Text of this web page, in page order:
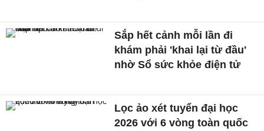
Sắp hết cảnh mỗi lần đi
khám phải 'khai lại từ đầu'
nhờ Sổ sức khỏe điện tử
Lọc ảo xét tuyển đại học
2026 với 6 vòng toàn quốc